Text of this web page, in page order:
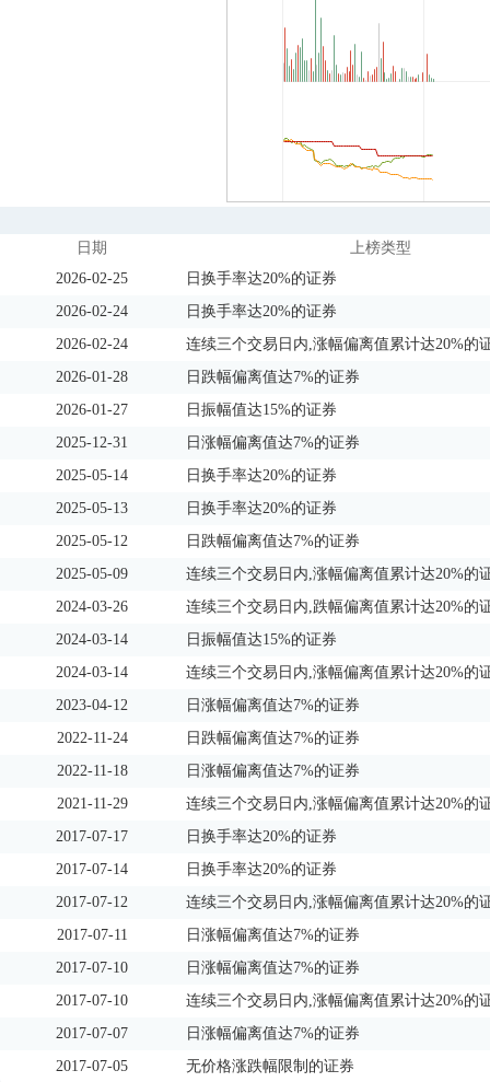
日期
上榜类型
2026-02-25
日换手率达20%的证券
2026-02-24
日换手率达20%的证券
2026-02-24
连续三个交易日内,涨幅偏离值累计达20%的
2026-01-28
日跌幅偏离值达7%的证券
2026-01-27
日振幅值达15%的证券
2025-12-31
日涨幅偏离值达7%的证券
2025-05-14
日换手率达20%的证券
2025-05-13
日换手率达20%的证券
2025-05-12
日跌幅偏离值达7%的证券
2025-05-09
连续三个交易日内,涨幅偏离值累计达20%的
2024-03-26
连续三个交易日内,跌幅偏离值累计达20%的
2024-03-14
日振幅值达15%的证券
2024-03-14
连续三个交易日内,涨幅偏离值累计达20%的
2023-04-12
日涨幅偏离值达7%的证券
2022-11-24
日跌幅偏离值达7%的证券
2022-11-18
日涨幅偏离值达7%的证券
2021-11-29
连续三个交易日内,涨幅偏离值累计达20%的
2017-07-17
日换手率达20%的证券
2017-07-14
日换手率达20%的证券
2017-07-12
连续三个交易日内,涨幅偏离值累计达20%的
2017-07-11
日涨幅偏离值达7%的证券
2017-07-10
日涨幅偏离值达7%的证券
2017-07-10
连续三个交易日内,涨幅偏离值累计达20%的
2017-07-07
日涨幅偏离值达7%的证券
2017-07-05
无价格涨跌幅限制的证券